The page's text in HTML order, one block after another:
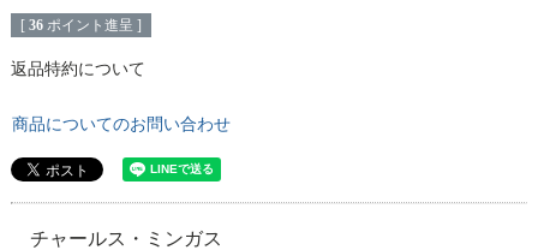
[ 36 ポイント進呈 ]
返品特約について
商品についてのお問い合わせ
チャールス・ミンガス